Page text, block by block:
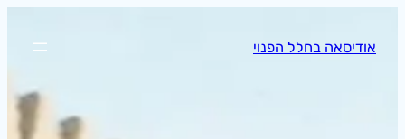
לתוכןאודיסאה בחלל הפנוי